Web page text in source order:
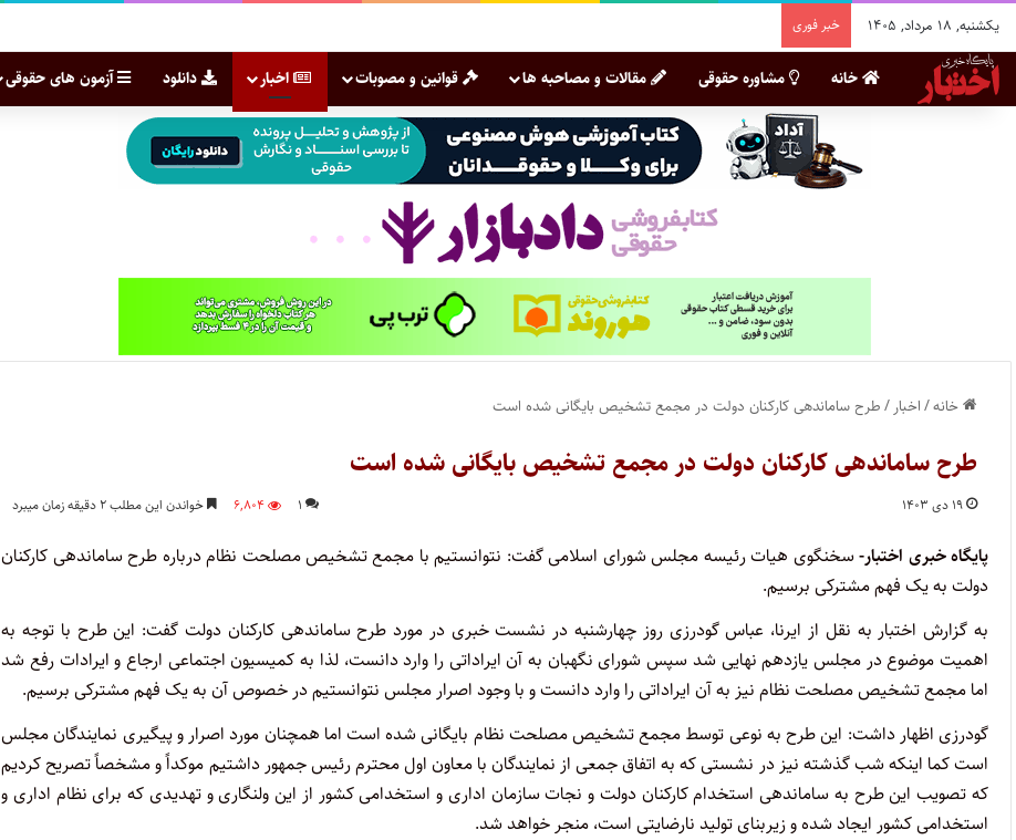
یکشنبه, ۱۸ مرداد, ۱۴۰۵ خبر فوری
خانه مشاوره حقوقی مقالات و مصاحبه ها قوانین و مصوبات اخبار دانلود آزمون های حقوقی
خانه/اخبار /طرح ساماندهی کارکنان دولت در مجمع تشخیص بایگانی شده است
طرح ساماندهی کارکنان دولت در مجمع تشخیص بایگانی شده است
۱۹ دی ۱۴۰۳ ۱ ۶,۸۰۴ خواندن این مطلب ۲ دقیقه زمان میبرد
پایگاه خبری اختبار-سخنگوی هیات رئیسه مجلس شورای اسلامی گفت: نتوانستیم با مجمع تشخیص مصلحت نظام درباره طرح ساماندهی کارکنان
دولت به یک فهم مشترکی برسیم.
به گزارش اختبار به نقل از ایرنا، عباس گودرزی روز چهارشنبه در نشست خبری در مورد طرح ساماندهی کارکنان دولت گفت: این طرح با توجه به
اهمیت موضوع در مجلس یازدهم نهایی شد سپس شورای نگهبان به آن ایراداتی را وارد دانست، لذا به کمیسیون اجتماعی ارجاع و ایرادات رفع شد
اما مجمع تشخیص مصلحت نظام نیز به آن ایراداتی را وارد دانست و با وجود اصرار مجلس نتوانستیم در خصوص آن به یک فهم مشترکی برسیم.
گودرزی اظهار داشت: این طرح به نوعی توسط مجمع تشخیص مصلحت نظام بایگانی شده است اما همچنان مورد اصرار و پیگیری نمایندگان مجلس
است کما اینکه شب گذشته نیز در نشستی که به اتفاق جمعی از نمایندگان با معاون اول محترم رئیس جمهور داشتیم موکداً و مشخصاً تصریح کردیم
که تصویب این طرح به ساماندهی استخدام کارکنان دولت و نجات سازمان اداری و استخدامی کشور از این ولنگاری و تهدیدی که برای نظام اداری و
استخدامی کشور ایجاد شده و زیربنای تولید نارضایتی است، منجر خواهد شد.